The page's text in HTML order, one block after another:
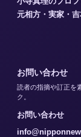
元相方・実家・
お問い合わせ
読者の指摘や訂正を
ク。
お問い合わせ